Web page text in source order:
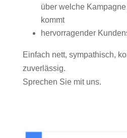
über welche
kommt
hervorragender
Einfach nett, sympathisch,
zuverlässig.
Sprechen Sie mit uns.